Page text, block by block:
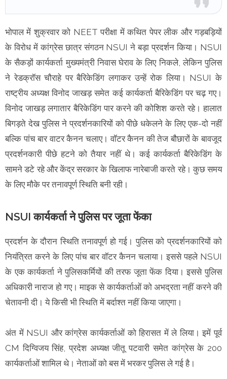
भोपाल में शुक्रवार को NEET परीक्षा में कथित पेपर लीक और गड़बड़ियों
के विरोध में कांग्रेस छात्र संगठन NSUI ने बड़ा प्रदर्शन किया। NSUI
के सैकड़ों कार्यकर्ता मुख्यमंत्री निवास घेराव के लिए निकले, लेकिन पुलिस
ने रेडक्रॉस चौराहे पर बैरिकेडिंग लगाकर उन्हें रोक लिया। NSUI के
राष्ट्रीय अध्यक्ष विनोद जाखड़ समेत कई कार्यकर्ता बैरिकेडिंग पर चढ़ गए।
विनोद जाखड़ लगातार बैरिकेडिंग पार करने की कोशिश करते रहे। हालात
बिगड़ते देख पुलिस ने प्रदर्शनकारियों को पीछे धकेलने के लिए एक-दो नहीं
बल्कि पांच बार वाटर कैनन चलाए। वॉटर कैनन की तेज बौछारों के बावजूद
प्रदर्शनकारी पीछे हटने को तैयार नहीं थे। कई कार्यकर्ता बैरिकेडिंग के
सामने डटे रहे और केंद्र सरकार के खिलाफ नारेबाजी करते रहे। कुछ समय
के लिए मौके पर तनावपूर्ण स्थिति बनी रही।
NSUI कार्यकर्ता ने पुलिस पर जूता फेंका
प्रदर्शन के दौरान स्थिति तनावपूर्ण हो गई। पुलिस को प्रदर्शनकारियों को
नियंत्रित करने के लिए पांच बार वॉटर कैनन चलाया। इससे पहले NSUI
के एक कार्यकर्ता ने पुलिसकर्मियों की तरफ जूता फेंक दिया। इससे पुलिस
अधिकारी नाराज हो गए। माइक से कार्यकर्ताओं को अभद्रता नहीं करने की
चेतावनी दी। ये किसी भी स्थिति में बर्दाश्त नहीं किया जाएगा।
अंत में NSUI और कांग्रेस कार्यकर्ताओं को हिरासत में ले लिया। इमें पूर्व
CM दिग्विजय सिंह, प्रदेश अध्यक्ष जीतू पटवारी समेत कांग्रेस के 200
कार्यकर्ताओं शामिल थे। नेताओं को बस में भरकर पुलिस ले गई है।